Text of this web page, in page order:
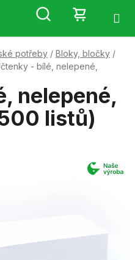
Hledat
KOŠÍK
potřeby / Bloky, bločky /
- bílé, nelepené,
nelepené,
listů)